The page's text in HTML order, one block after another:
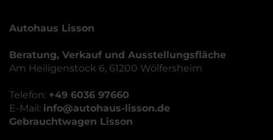
Autohaus Lisson
Beratung, Verkauf und Ausstellungsfläche
Am Heiligenstock 6, 61200 Wölfersheim
Telefon: +49 6036 97660
E-Mail: info@autohaus-lisson.de
Gebrauchtwagen Lisson